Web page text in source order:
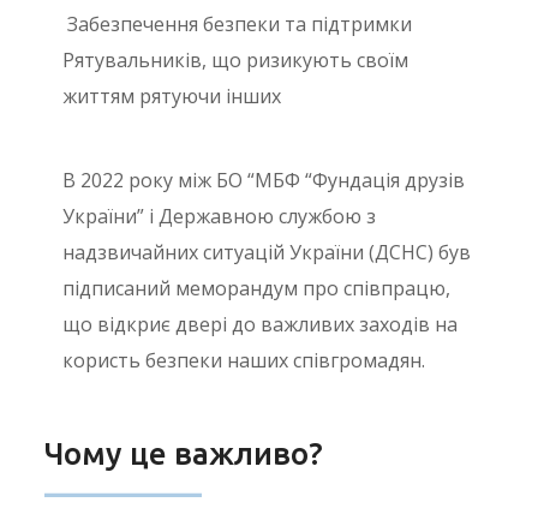
Забезпечення безпеки та підтримки
Рятувальників, що ризикують своїм
життям рятуючи інших
В 2022 року між БО “МБФ “Фундація друзів
України” і Державною службою з
надзвичайних ситуацій України (ДСНС) був
підписаний меморандум про співпрацю,
що відкриє двері до важливих заходів на
користь безпеки наших співгромадян.
Чому це важливо?